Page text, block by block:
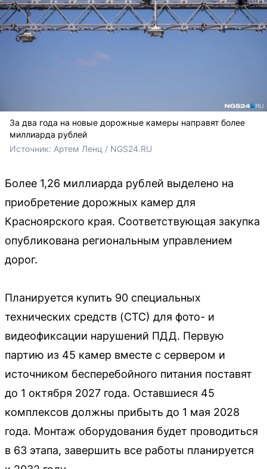
За два года на новые дорожные камеры направят более
миллиарда рублей
Источник: Артем Ленц / NGS24.RU
Более 1,26 миллиарда рублей выделено на
приобретение дорожных камер для
Красноярского края. Соответствующая закупка
опубликована региональным управлением
дорог.
Планируется купить 90 специальных
технических средств (СТС) для фото- и
видеофиксации нарушений ПДД. Первую
партию из 45 камер вместе с сервером и
источником бесперебойного питания поставят
до 1 октября 2027 года. Оставшиеся 45
комплексов должны прибыть до 1 мая 2028
года. Монтаж оборудования будет проводиться
в 63 этапа, завершить все работы планируется